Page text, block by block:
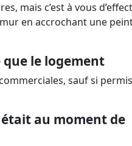
mais c’est à vous
en accrochant une
que le logement
sauf si permis
était au moment de